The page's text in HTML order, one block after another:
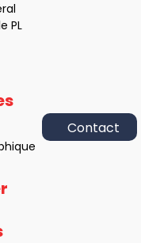
PL
Appelez-